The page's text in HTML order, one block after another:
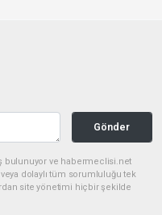
Gönder
bulunuyor ve habermeclisi.net
dolaylı tüm sorumluluğu tek
site yönetimi hiçbir şekilde